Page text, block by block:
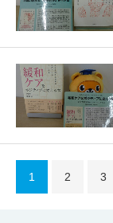
1 2 3